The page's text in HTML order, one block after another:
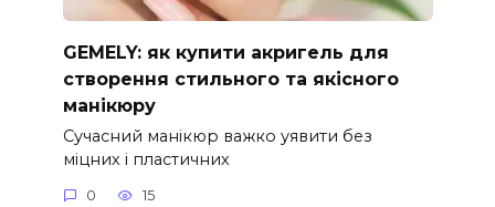
GEMELY: як купити акригель для
створення стильного та якісного
манікюру
Сучасний манікюр важко уявити без
міцних і пластичних
0 15